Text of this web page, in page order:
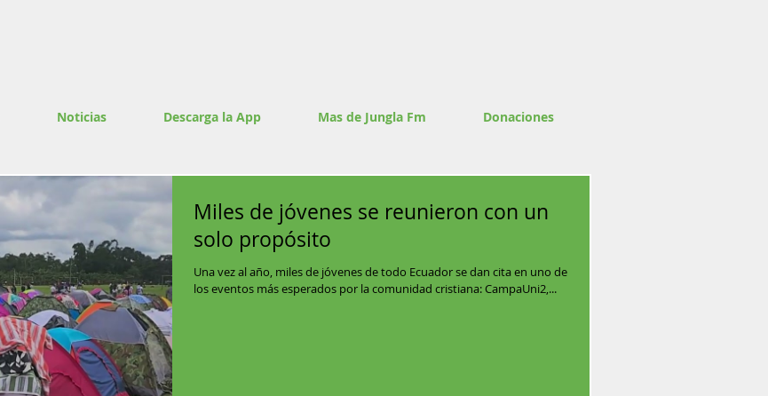
Noticias Descarga la App Mas de Jungla Fm Donaciones
Miles de jóvenes se reunieron con un
solo propósito
Una vez al año, miles de jóvenes de todo Ecuador se dan cita en uno de
los eventos más esperados por la comunidad cristiana: CampaUni2,...